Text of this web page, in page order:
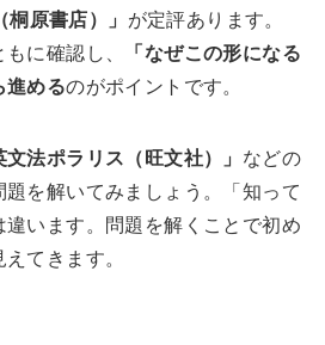
原書店）」 が定評あります。
に確認し、
「なぜこの形になる
進めるのがポイントです。
文法ポラリス（旺文社）」 などの
を解いてみましょう。「知って
います。問題を解くことで初め
てきます。